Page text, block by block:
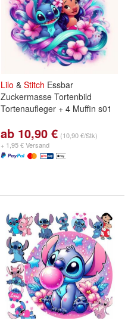
Lilo & Stitch Essbar
Zuckermasse Tortenbild
Tortenaufleger + 4 Muffin s01
ab 10,90 € (10,90 €/Stk)
+ 1,95 € Versand